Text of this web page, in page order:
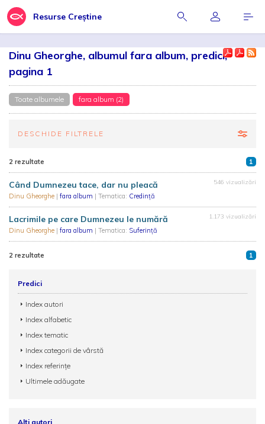
Resurse Creștine
Dinu Gheorghe, albumul fara album, predici,
pagina 1
Toate albumele fara album (2)
DESCHIDE FILTRELE
2 rezultate 1
Când Dumnezeu tace, dar nu pleacă
Dinu Gheorghe | fara album | Tematica: Credință
546 vizualizări
Lacrimile pe care Dumnezeu le numără
Dinu Gheorghe | fara album | Tematica: Suferință
1.173 vizualizări
2 rezultate 1
Predici
Index autori
Index alfabetic
Index tematic
Index categorii de vârstă
Index referințe
Ultimele adăugate
Alți autori